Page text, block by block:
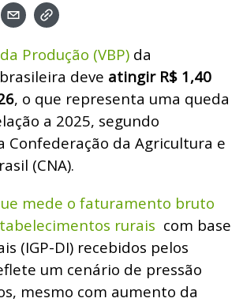
Produção (VBP) da
deve atingir R$ 1,40
, o que representa uma queda
a 2025, segundo
Confederação da Agricultura e
(CNA).
mede o faturamento bruto
rurais com base
(IGP-DI) recebidos pelos
um cenário de pressão
mesmo com aumento da